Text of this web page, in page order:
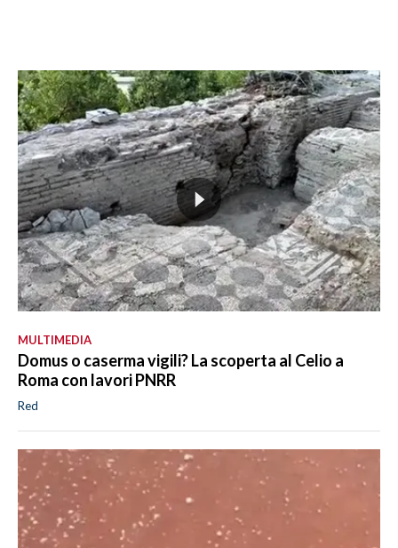
MULTIMEDIA
Domus o caserma vigili? La scoperta al Celio a
Roma con lavori PNRR
Red